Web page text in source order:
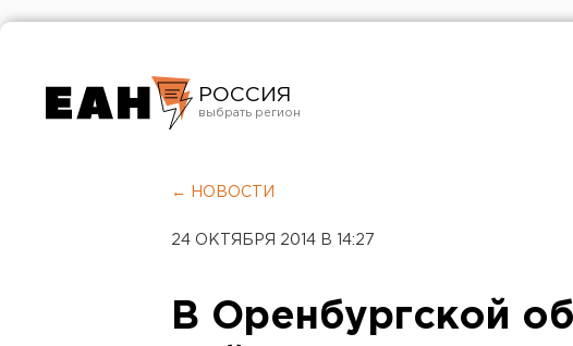
РОССИЯ
Челябинск
← НОВОСТИ
24 ОКТЯБРЯ 2014 В 14:27
В Оренбургской